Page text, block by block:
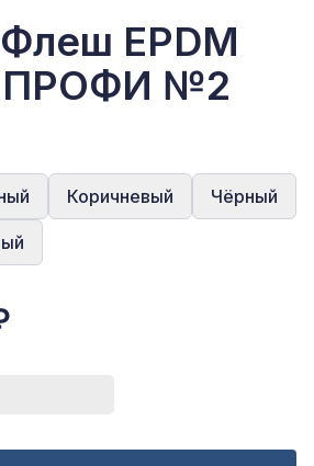
EPDM
ПРОФИ №2
Коричневый Чёрный